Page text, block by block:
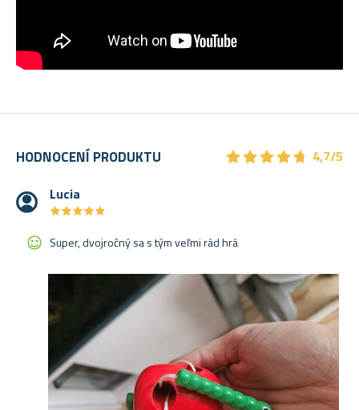
HODNOCENÍ PRODUKTU ★★★★★
★★★★★ 4,7/5
Lucia
★★★★★
★★★★★
Super, dvojročný sa s tým veľmi rád hrá